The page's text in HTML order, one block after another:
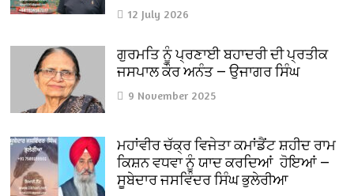
12 July 2026
ਗੁਰਮਤਿ ਨੂੰ ਪ੍ਰਣਾਈ ਬਹਾਦਰੀ ਦੀ ਪ੍ਰਤੀਕ
ਜਸਪਾਲ ਕੌਰ ਅਨੰਤ — ਉਜਾਗਰ ਸਿੰਘ
9 November 2025
ਮਹਾਂਵੀਰ ਚੱਕ੍ਰ ਵਿਜੇਤਾ ਕਮਾਂਡੈਂਟ ਸ਼ਹੀਦ ਰਾਮ
ਕਿਸ਼ਨ ਵਧਵਾ ਨੂੰ ਯਾਦ ਕਰਦਿਆਂ ਹੋਇਆਂ —
ਸੂਬੇਦਾਰ ਜਸਵਿੰਦਰ ਸਿੰਘ ਭੁਲੇਰੀਆ